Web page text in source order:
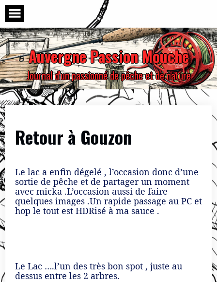
Skip
content
Auvergne Passion Mouche
Journal d'un passionné de pêche et de nature
Retour à Gouzon
Le lac a enfin dégelé , l’occasion donc d’une
sortie de pêche et de partager un moment
avec micka .L’occasion aussi de faire
quelques images .Un rapide passage au PC et
hop le tout est HDRisé à ma sauce .
Le Lac ….l’un des très bon spot , juste au
dessus entre les 2 arbres.